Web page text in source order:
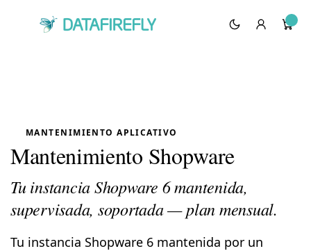
MANTENIMIENTO APLICATIVO
Mantenimiento Shopware
Tu instancia Shopware 6 mantenida,
supervisada, soportada — plan mensual.
Tu instancia Shopware 6 mantenida por un